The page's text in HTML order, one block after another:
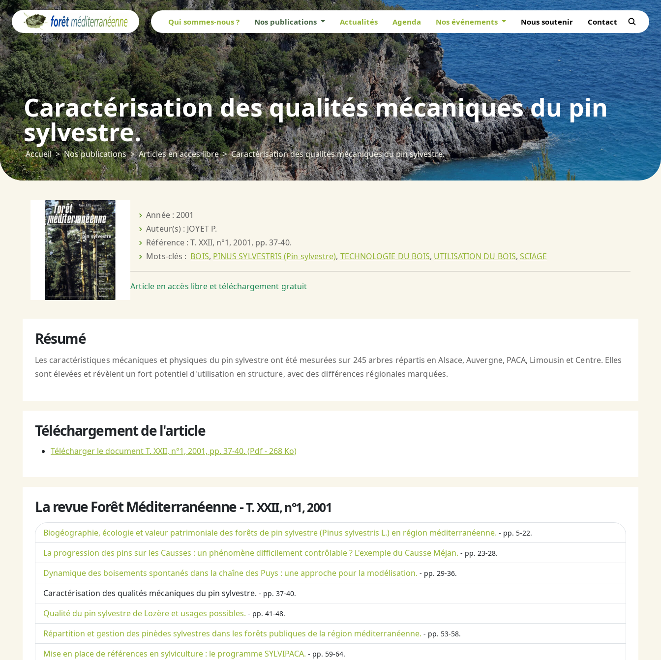
Qui sommes-nous ? Nos publications Actualités Agenda Nos événements Nous soutenir Contact
Caractérisation des qualités mécaniques du pin
sylvestre.
Accueil Nos publications Articles en accès libre Caractérisation des qualités mécaniques du pin sylvestre.
Année : 2001
Auteur(s) : JOYET P.
Référence : T. XXII, n°1, 2001, pp. 37-40.
Mots-clés : BOIS, PINUS SYLVESTRIS (Pin sylvestre), TECHNOLOGIE DU BOIS, UTILISATION DU BOIS,SCIAGE
Article en accès libre et téléchargement gratuit
Résumé
Les caractéristiques mécaniques et physiques du pin sylvestre ont été mesurées sur 245 arbres répartis en Alsace, Auvergne, PACA, Limousin et Centre. Elles
sont élevées et révèlent un fort potentiel d'utilisation en structure, avec des différences régionales marquées.
Téléchargement de l'article
Télécharger le document T. XXII, n°1, 2001, pp. 37-40. (Pdf - 268 Ko)
La revue Forêt Méditerranéenne -T. XXII, n°1, 2001
Biogéographie, écologie et valeur patrimoniale des forêts de pin sylvestre (Pinus sylvestris L.) en région méditerranéenne. - pp. 5-22.
La progression des pins sur les Causses : un phénomène difficilement contrôlable ? L'exemple du Causse Méjan. - pp. 23-28.
Dynamique des boisements spontanés dans la chaîne des Puys : une approche pour la modélisation. - pp. 29-36.
Caractérisation des qualités mécaniques du pin sylvestre. - pp. 37-40.
Qualité du pin sylvestre de Lozère et usages possibles. - pp. 41-48.
Répartition et gestion des pinèdes sylvestres dans les forêts publiques de la région méditerranéenne. - pp. 53-58.
Mise en place de références en sylviculture : le programme SYLVIPACA. - pp. 59-64.
Panneau de gestion des cookies